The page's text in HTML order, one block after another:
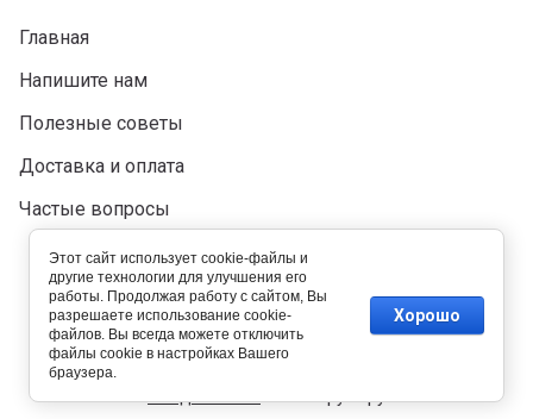
Главная
Напишите нам
Полезные советы
Доставка и оплата
Частые вопросы
Создать сайтв Мегагрупп.ру
Этот сайт использует cookie-файлы и
другие технологии для улучшения его
работы. Продолжая работу с сайтом, Вы
разрешаете использование cookie-
файлов. Вы всегда можете отключить
файлы cookie в настройках Вашего
браузера.
Хорошо